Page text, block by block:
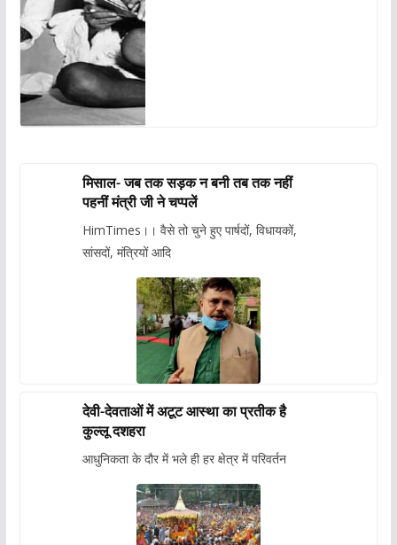
मिसाल- जब तक सड़क न बनी तब तक नहीं
पहनीं मंत्री जी ने चप्पलें
HimTimes।। वैसे तो चुने हुए पार्षदों, विधायकों,
सांसदों, मंत्रियों आदि
देवी-देवताओं में अटूट आस्था का प्रतीक है
कुल्लू दशहरा
आधुनिकता के दौर में भले ही हर क्षेत्र में परिवर्तन